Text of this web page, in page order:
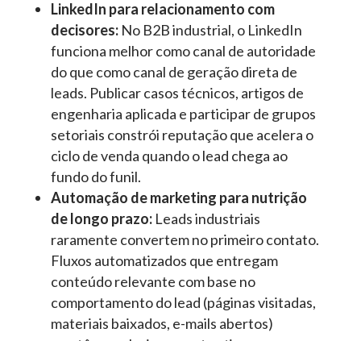
LinkedIn para relacionamento com
decisores:No B2B industrial, o LinkedIn
funciona melhor como canal de autoridade
do que como canal de geração direta de
leads. Publicar casos técnicos, artigos de
engenharia aplicada e participar de grupos
setoriais constrói reputação que acelera o
ciclo de venda quando o lead chega ao
fundo do funil.
Automação de marketing para nutrição
de longo prazo:Leads industriais
raramente convertem no primeiro contato.
Fluxos automatizados que entregam
conteúdo relevante com base no
comportamento do lead (páginas visitadas,
materiais baixados, e-mails abertos)